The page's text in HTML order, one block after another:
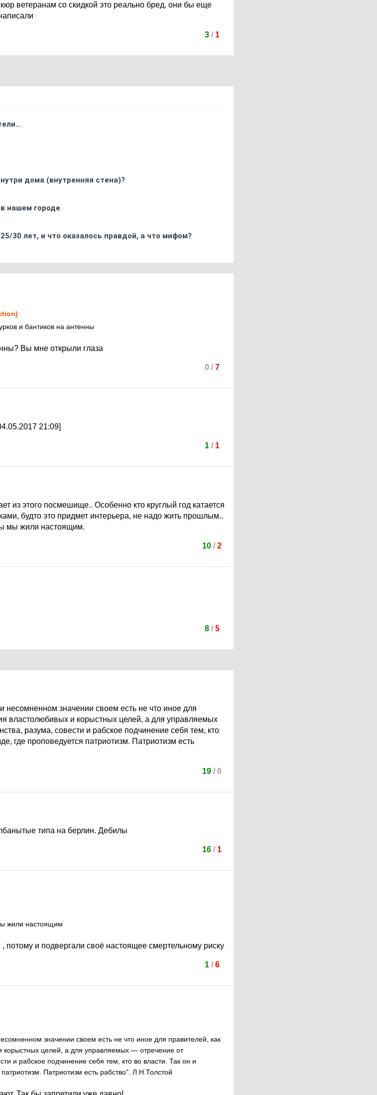
ветеранам со скидкой это реально бред. они бы еще
3/ 1
дома (внутренняя стена)?
нашем городе
30 лет, и что оказалось правдой, а что мифом?
и бантиков на антенны
Вы мне открыли глаза
0 / 7
21:09]
1/ 1
из этого посмешище.. Особенно кто круглый год катается
будто это придмет интерьера, не надо жить прошлым..
мы жили настоящим.
10 / 2
8/ 5
значении своем есть не что иное для
властолюбивых и корыстных целей, а для управляемых
разума, совести и рабское подчинение себя тем, кто
где проповедуется патриотизм. Патриотизм есть
19 / 0
типа на берлин. Дебилы
16 / 1
жили настоящим
и подвергали своё настоящее смертельному риску
1/ 6
значении своем есть не что иное для правителей, как
корыстных целей, а для управляемых — отречение от
и рабское подчинение себя тем, кто во власти. Так он и
Патриотизм есть рабство". Л.Н.Толстой